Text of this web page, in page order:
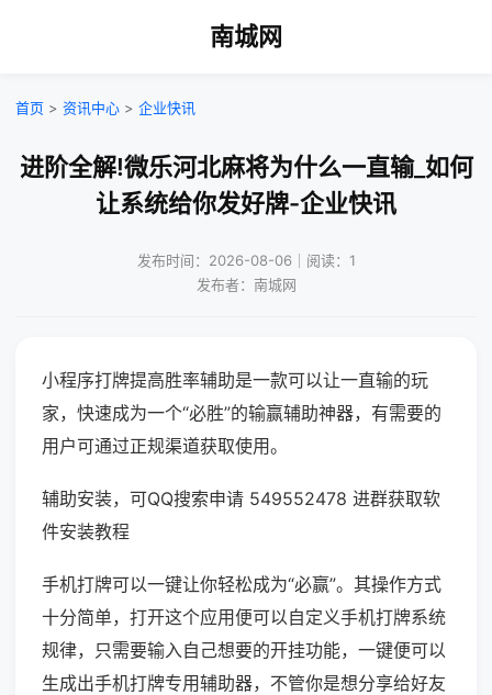
南城网
首页 > 资讯中心 > 企业快讯
进阶全解!微乐河北麻将为什么一直输_如何
让系统给你发好牌-企业快讯
发布时间：2026-08-06｜阅读：1
发布者：南城网
小程序打牌提高胜率辅助是一款可以让一直输的玩
家，快速成为一个“必胜”的输赢辅助神器，有需要的
用户可通过正规渠道获取使用。
辅助安装，可QQ搜索申请 549552478 进群获取软
件安装教程
手机打牌可以一键让你轻松成为“必赢”。其操作方式
十分简单，打开这个应用便可以自定义手机打牌系统
规律，只需要输入自己想要的开挂功能，一键便可以
生成出手机打牌专用辅助器，不管你是想分享给好友